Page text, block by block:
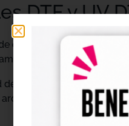
DTF y UV
diseños digitales DTF y
su catálogo de
de diseños individuales y
y utilizarlo en tus